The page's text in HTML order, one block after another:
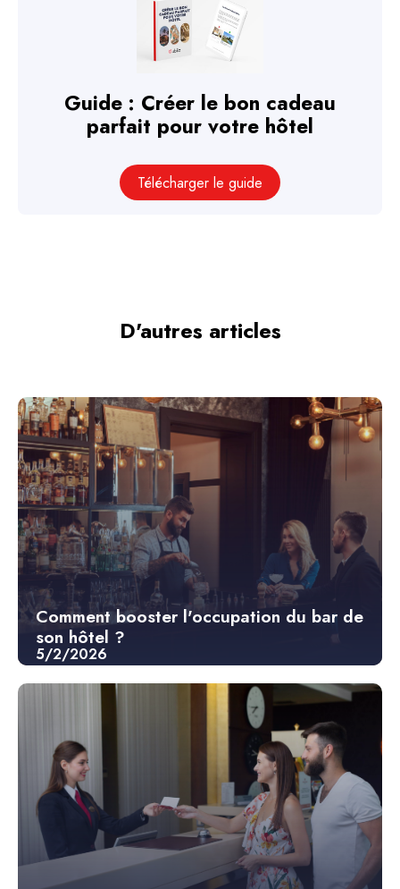
Guide : Créer le bon cadeau
parfait pour votre hôtel
Télécharger le guide
D'autres articles
5/2/2026
Comment booster l'occupation du bar de
son hôtel ?